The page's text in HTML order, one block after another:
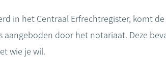
in het Centraal Erfrechtregister, komt
aangeboden door het notariaat. Deze
wie je wil.